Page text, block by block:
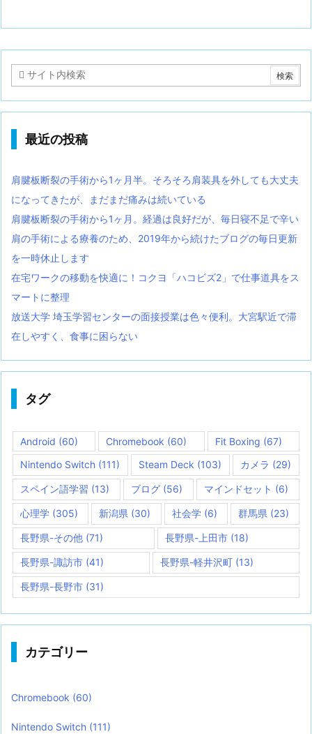
最近の投稿
肩腱板断裂の手術から1ヶ月半。そろそろ肩装具を外しても大丈夫
になってきたが、まだまだ痛みは続いている
肩腱板断裂の手術から1ヶ月。経過は良好だが、毎日寝不足で辛い
肩の手術による療養のため、2019年から続けたブログの毎日更新
を一時休止します
在宅ワークの移動を快適に！コクヨ「ハコビズ2」で仕事道具をス
マートに整理
放送大学 埼玉学習センターの面接授業は色々便利。大宮駅近で滞
在しやすく、食事に困らない
タグ
Android (60) Chromebook (60) Fit Boxing (67)
Nintendo Switch (111) Steam Deck (103) カメラ (29)
スペイン語学習 (13) ブログ (56) マインドセット (6)
心理学 (305) 新潟県 (30) 社会学(6) 群馬県 (23)
長野県-その他 (71) 長野県-上田市(18)
長野県-諏訪市 (41) 長野県-軽井沢町 (13)
長野県-長野市 (31)
カテゴリー
Chromebook (60)
Nintendo Switch (111)